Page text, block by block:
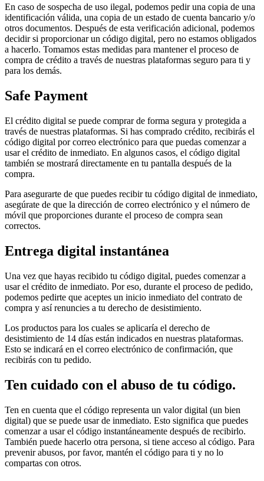
En caso de sospecha de uso ilegal, podemos pedir una copia de una
identificación válida, una copia de un estado de cuenta bancario y/o
otros documentos. Después de esta verificación adicional, podemos
decidir si proporcionar un código digital, pero no estamos obligados
a hacerlo. Tomamos estas medidas para mantener el proceso de
compra de crédito a través de nuestras plataformas seguro para ti y
para los demás.
Safe Payment
El crédito digital se puede comprar de forma segura y protegida a
través de nuestras plataformas. Si has comprado crédito, recibirás el
código digital por correo electrónico para que puedas comenzar a
usar el crédito de inmediato. En algunos casos, el código digital
también se mostrará directamente en tu pantalla después de la
compra.
Para asegurarte de que puedes recibir tu código digital de inmediato,
asegúrate de que la dirección de correo electrónico y el número de
móvil que proporciones durante el proceso de compra sean
correctos.
Entrega digital instantánea
Una vez que hayas recibido tu código digital, puedes comenzar a
usar el crédito de inmediato. Por eso, durante el proceso de pedido,
podemos pedirte que aceptes un inicio inmediato del contrato de
compra y así renuncies a tu derecho de desistimiento.
Los productos para los cuales se aplicaría el derecho de
desistimiento de 14 días están indicados en nuestras plataformas.
Esto se indicará en el correo electrónico de confirmación, que
recibirás con tu pedido.
Ten cuidado con el abuso de tu código.
Ten en cuenta que el código representa un valor digital (un bien
digital) que se puede usar de inmediato. Esto significa que puedes
comenzar a usar el código instantáneamente después de recibirlo.
También puede hacerlo otra persona, si tiene acceso al código. Para
prevenir abusos, por favor, mantén el código para ti y no lo
compartas con otros.